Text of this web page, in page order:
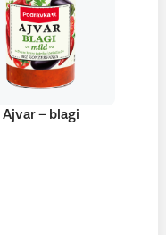
Ajvar – blagi